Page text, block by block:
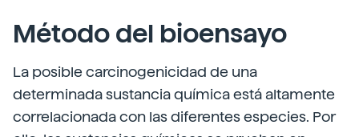
Método del bioensayo
La posible carcinogenicidad de una
determinada sustancia química está altamente
correlacionada con las diferentes especies. Por